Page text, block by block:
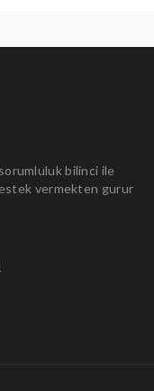
bilinci ile
vermekten gurur